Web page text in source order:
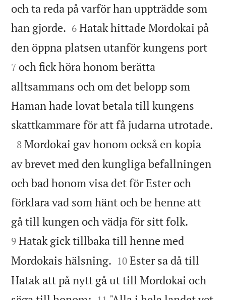
och ta reda på varför han uppträdde som
han gjorde. 

6 Hatak hittade Mordokai på
den öppna platsen utanför kungens port
7 och fick höra honom berätta
alltsammans och om det belopp som
Haman hade lovat betala till kungens
skattkammare för att få judarna utrotade.

8 Mordokai gav honom också en kopia
av brevet med den kungliga befallningen
och bad honom visa det för Ester och
förklara vad som hänt och be henne att
gå till kungen och vädja för sitt folk.
9 Hatak gick tillbaka till henne med
Mordokais hälsning. 

10 Ester sa då till
Hatak att på nytt gå ut till Mordokai och